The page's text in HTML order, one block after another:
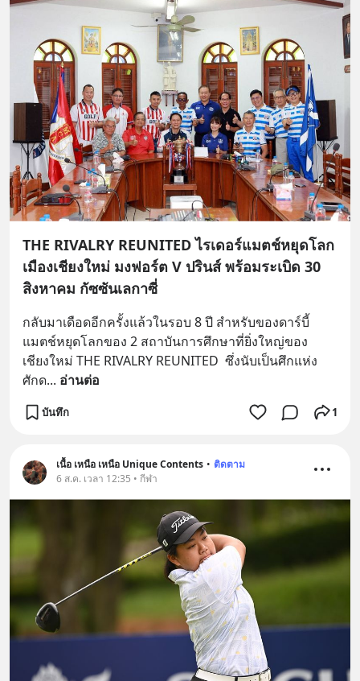
THE RIVALRY REUNITED ไรเดอร์แมตช์หยุดโลก
เมืองเชียงใหม่ มงฟอร์ต V ปรินส์ พร้อมระเบิด 30
สิงหาคม กัซซันเลกาซี่
กลับมาเดือดอีกครั้งแล้วในรอบ 8 ปี สำหรับของดาร์บี้
แมตช์หยุดโลกของ 2 สถาบันการศึกษาที่ยิ่งใหญ่ของ
เชียงใหม่ THE RIVALRY REUNITED  ซึ่งนับเป็นศึกแห่ง
ศักด... อ่านต่อ
บันทึก 1
เนื้อ เหนือ เหนือ Unique Contents • ติดตาม
6 ส.ค. เวลา 12:35 • กีฬา